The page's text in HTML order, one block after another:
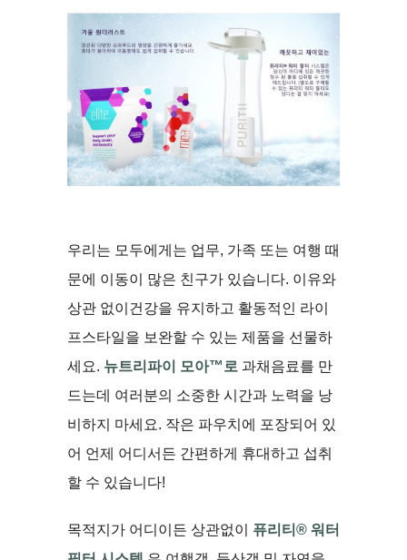
우리는 모두에게는 업무, 가족 또는 여행 때
문에 이동이 많은 친구가 있습니다. 이유와
상관 없이건강을 유지하고 활동적인 라이
프스타일을 보완할 수 있는 제품을 선물하
세요. 뉴트리파이 모아™로 과채음료를 만
드는데 여러분의 소중한 시간과 노력을 낭
비하지 마세요. 작은 파우치에 포장되어 있
어 언제 어디서든 간편하게 휴대하고 섭취
할 수 있습니다!
목적지가 어디이든 상관없이 퓨리티® 워터